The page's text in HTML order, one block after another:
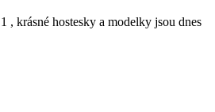
1 , krásné hostesky a modelky jsou dnes